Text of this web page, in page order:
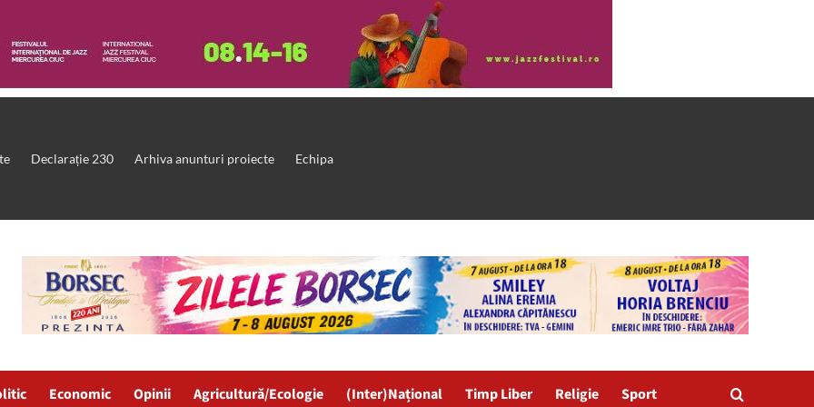
Declarație 230 Arhiva anunturi proiecte Echipa
Economic Opinii Agricultură/Ecologie (Inter)Național Timp Liber Religie Sport